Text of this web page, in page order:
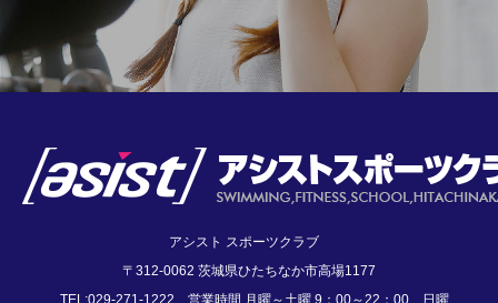
アシスト スポーツクラブ
〒312-0062 茨城県ひたちなか市高場1177
TEL:029-271-1222 営業時間 月曜～土曜 9：00～22：00 日曜